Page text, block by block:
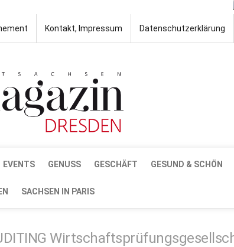
Kontakt, Impressum Datenschutzerklärung
EVENTS GENUSS GESCHÄFT GESUND & SCHÖN
SACHSEN IN PARIS